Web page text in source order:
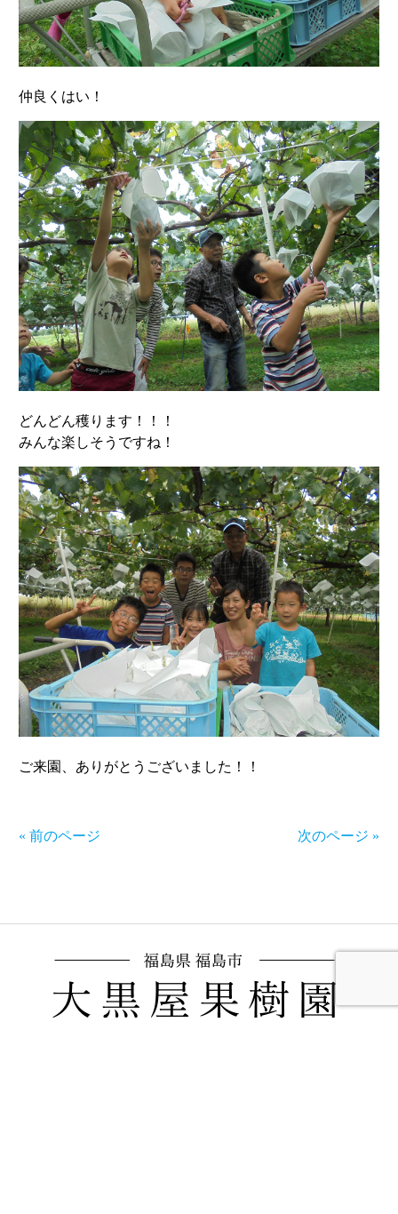
仲良くはい！
どんどん穫ります！！！
みんな楽しそうですね！
ご来園、ありがとうございました！！
« 前のページ 次のページ »